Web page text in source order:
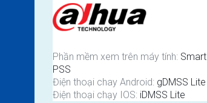
Phần mềm xem trên máy tính: Smart
PSS
Điện thoại chay Android: gDMSS Lite
Điện thoại chạy IOS: iDMSS Lite